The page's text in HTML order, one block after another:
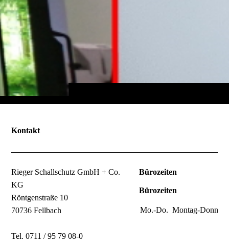
Kontakt
Bürozeiten
Bürozeiten
Mo.-Do. Montag-
Rieger Schallschutz GmbH + Co.
KG
Röntgenstraße 10
70736 Fellbach
Tel. 0711 / 95 79 08-0